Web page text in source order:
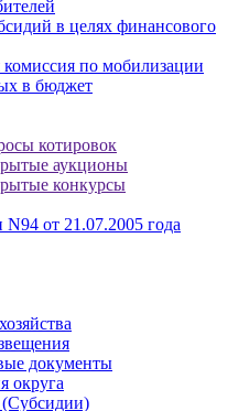
в целях финансового
по мобилизации
в бюджет
котировок
аукционы
конкурсы
от 21.07.2005 года
документы
округа